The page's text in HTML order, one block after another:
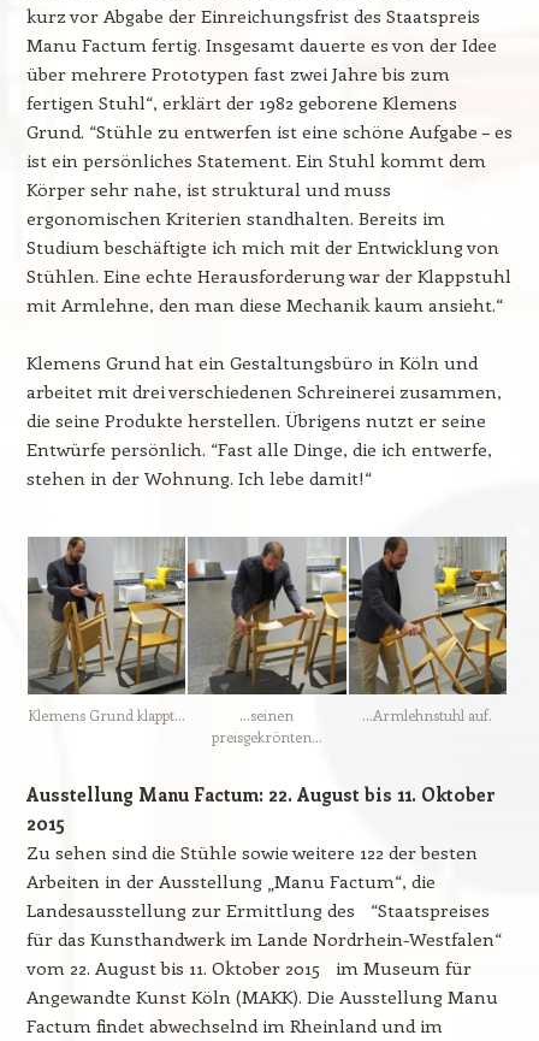
kurz vor Abgabe der Einreichungsfrist des Staatspreis
Manu Factum fertig. Insgesamt dauerte es von der Idee
über mehrere Prototypen fast zwei Jahre bis zum
fertigen Stuhl“, erklärt der 1982 geborene Klemens
Grund. “Stühle zu entwerfen ist eine schöne Aufgabe – es
ist ein persönliches Statement. Ein Stuhl kommt dem
Körper sehr nahe, ist struktural und muss
ergonomischen Kriterien standhalten. Bereits im
Studium beschäftigte ich mich mit der Entwicklung von
Stühlen. Eine echte Herausforderung war der Klappstuhl
mit Armlehne, den man diese Mechanik kaum ansieht.“
Klemens Grund hat ein Gestaltungsbüro in Köln und
arbeitet mit drei verschiedenen Schreinerei zusammen,
die seine Produkte herstellen. Übrigens nutzt er seine
Entwürfe persönlich. “Fast alle Dinge, die ich entwerfe,
stehen in der Wohnung. Ich lebe damit!“
Klemens Grund klappt…
…seinen
preisgekrönten…
…Armlehnstuhl auf.
Ausstellung Manu Factum: 22. August bis 11. Oktober
2015
Zu sehen sind die Stühle sowie weitere 122 der besten
Arbeiten in der Ausstellung „Manu Factum“, die
Landesausstellung zur Ermittlung des “Staatspreises
für das Kunsthandwerk im Lande Nordrhein-Westfalen“
vom 22. August bis 11. Oktober 2015 im Museum für
Angewandte Kunst Köln (MAKK). Die Ausstellung Manu
Factum findet abwechselnd im Rheinland und im